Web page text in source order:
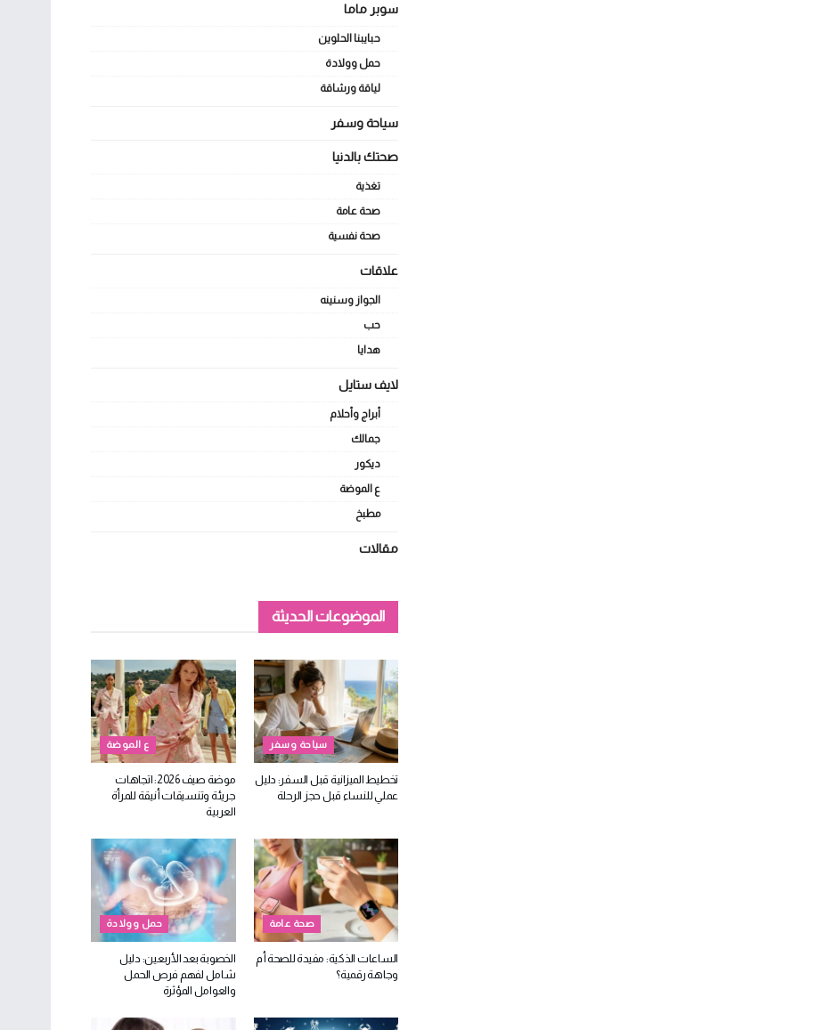
سوبر ماما
حبايبنا الحلوين
حمل وولادة
لياقة ورشاقة
سياحة وسفر
صحتك بالدنيا
تغذية
صحة عامة
صحة نفسية
علاقات
الجواز وسنينه
حب
هدايا
لايف ستايل
أبراج وأحلام
جمالك
ديكور
ع الموضة
مطبخ
مقالات
الموضوعات الحديثة
سياحة وسفر
تخطيط الميزانية قبل السفر: دليل
عملي للنساء قبل حجز الرحلة
ع الموضة
موضة صيف 2026: اتجاهات
جريئة وتنسيقات أنيقة للمرأة
العربية
صحة عامة
الساعات الذكية: مفيدة للصحة أم
وجاهة رقمية؟
حمل وولادة
الخصوبة بعد الأربعين: دليل
شامل لفهم فرص الحمل
والعوامل المؤثرة